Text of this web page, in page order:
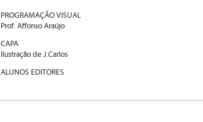
PROGRAMAÇÃO VISUAL
Prof. Affonso Araújo
CAPA
Ilustração de J.Carlos
ALUNOS EDITORES